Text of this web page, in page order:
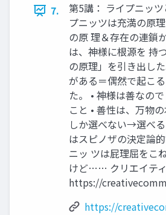
7.
第5講： ライプニッ
プニッツは充満の原
の原 理＆存在の連鎖
は、神様に根源を 持
の原理」を引き出し
がある＝偶然で起こ
た。 • 神様は善なの
こと • 善性は、万物
しか選べない→選べ
はスピノザの決定論
ニッ ツは屁理屈をこ
けど…… クリエイテ
https://
https://